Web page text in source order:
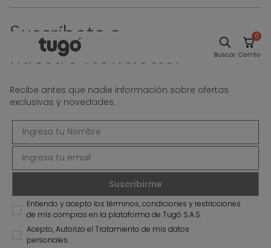
0
Suscríbete a
nuestro Newsletter
Recibe antes que nadie información sobre ofertas
exclusivas y novedades.
Entiendo y acepto los términos, condiciones y restricciones
de mis compras en la plataforma de Tugó S.A.S.
Acepto, Autorizo el Tratamiento de mis datos
personales.
Sillas
Comedor
Escritorio
Silla
Sofa
Cuadros
Poltrona
Mesa Centro
Mesa Noche